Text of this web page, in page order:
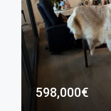
598,000€